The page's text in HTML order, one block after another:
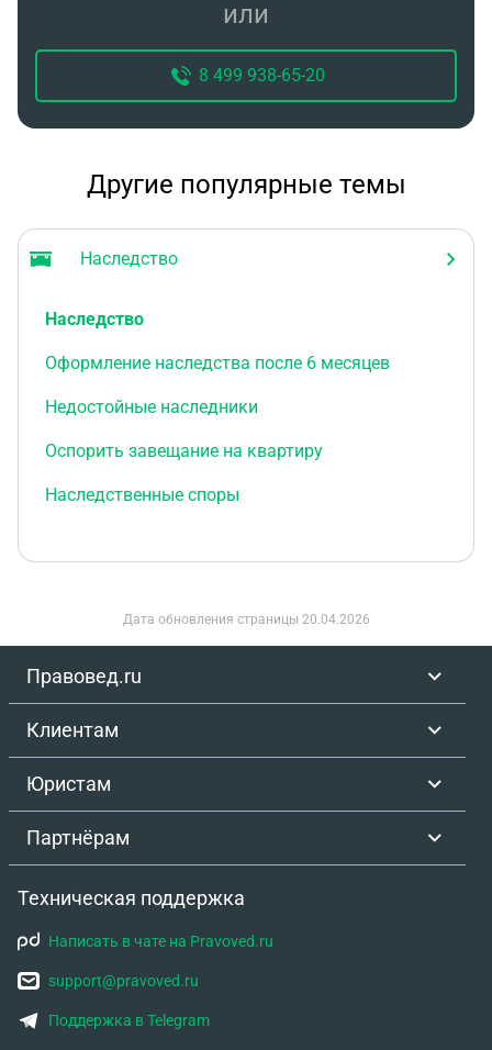
или
8 499 938-65-20
Другие популярные темы
Наследство
Наследство
Оформление наследства после 6 месяцев
Недостойные наследники
Оспорить завещание на квартиру
Наследственные споры
Дата обновления страницы 20.04.2026
Правовед.ru
Клиентам
Юристам
Партнёрам
Техническая поддержка
Написать в чате на Pravoved.ru
support@pravoved.ru
Поддержка в Telegram